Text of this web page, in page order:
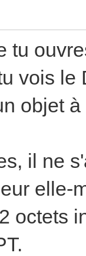
tu
vois le
objet
il ne
elle-
octets